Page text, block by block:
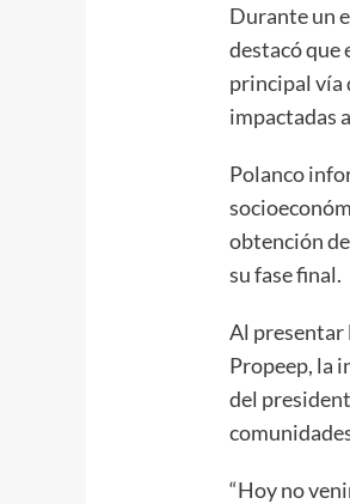
Durante un
destacó que
principal vía
impactadas
Polanco
obtención
su fase final.
Al presentar
Propeep, la
del
“Hoy no